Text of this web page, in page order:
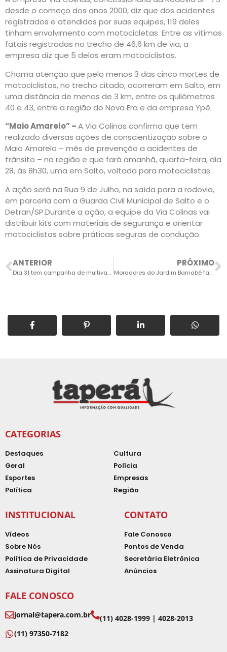
desde o começo dos anos 2000, diz que dos acidentes
registrados e atendidos por suas equipes, 119 deles
tinham envolvimento com motocicletas. Entre as vítimas
fatais registradas no trecho de 46,6 km de via, a
empresa diz que 5 delas eram motociclistas.
Chama atenção que pelo menos 3 das cinco mortes de
motociclistas, no trecho citado, ocorreram em Salto, em
uma distância de menos de 3 km, entre os quilômetros
40 e 43, entre a região do Nova Era e da empresa Ypê.
“Maio Amarelo” –A Via Colinas confirma que tem
realizado diversas ações de conscientização sobre o
Maio Amarelo – mês de prevenção a acidentes de
trânsito – na região e que fará amanhã, quarta-feira, dia
28, às 8h30, uma em Salto, voltada para motociclistas.
A ação será na Rua 9 de Julho, na saída para a rodovia,
em parceria com a Guarda Civil Municipal de Salto e o
Detran/SP.Durante a ação, a equipe da Via Colinas vai
distribuir kits com materiais de segurança e orientar
motociclistas sobre práticas seguras de condução.
ANTERIOR
Dia 31 tem campanha de multivacinação de gripe e dengue
PRÓXIMO
Moradores do Jardim Barnabé fazem abaixo-assinado cobrando melhorias na Estrada do Guarujá
CATEGORIAS
Destaques
Geral
Esportes
Política
Cultura
Polícia
Empresas
Região
INSTITUCIONAL
Vídeos
Sobre Nós
Política de Privacidade
Assinatura Digital
CONTATO
Fale Conosco
Pontos de Venda
Secretária Eletrônica
Anúncios
FALE CONOSCO
jornal@tapera.com.br
(11) 4028-1999 | 4028-2013
(11) 97350-7182